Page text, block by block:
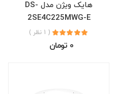
هایک ویژن مدل DS-
2SE4C225MWG-E
( 1 نظر )
0 تومان